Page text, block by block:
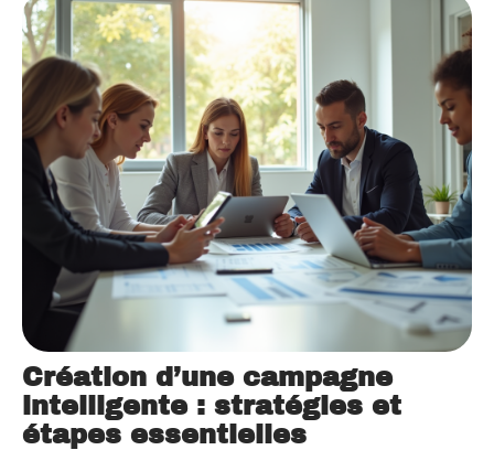
Création d’une campagne
intelligente : stratégies et
étapes essentielles